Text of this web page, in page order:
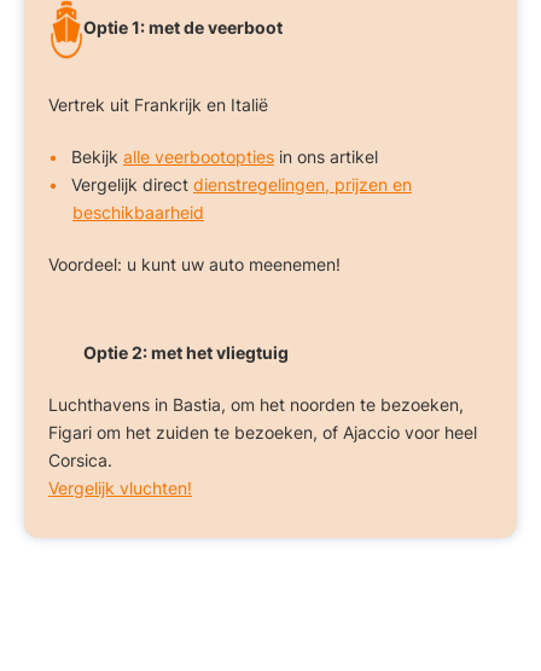
Optie 1: met de veerboot
Vertrek uit Frankrijk en Italië
Bekijk alle veerbootopties in ons artikel
Vergelijk direct dienstregelingen, prijzen en
beschikbaarheid
Voordeel: u kunt uw auto meenemen!
Optie 2: met het vliegtuig
Luchthavens in Bastia, om het noorden te bezoeken,
Figari om het zuiden te bezoeken, of Ajaccio voor heel
Corsica.
Vergelijk vluchten!